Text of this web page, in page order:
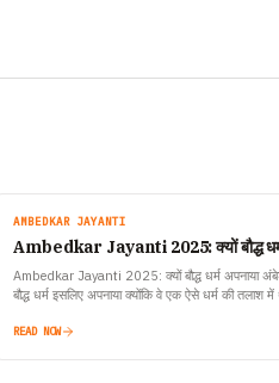
AMBEDKAR JAYANTI
Ambedkar Jayanti 2025: क्यों बौद्ध
Ambedkar Jayanti 2025: क्यों बौद्ध धर्म अपनाया
बौद्ध धर्म इसलिए अपनाया क्योंकि वे एक ऐसे धर्म की तलाश
READ NOW